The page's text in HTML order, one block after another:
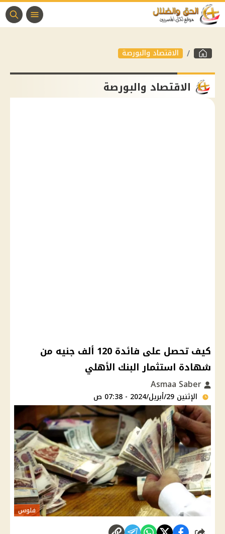
الاقتصاد والبورصة
الاقتصاد والبورصة
كيف تحصل على فائدة 120 ألف جنيه من
شهادة استثمار البنك الأهلي
الإثنين 29/أبريل/2024 - 07:38 ص
فلوس